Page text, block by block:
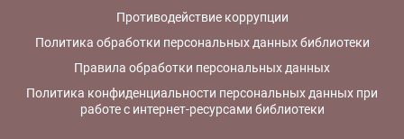
Противодействие коррупции
Политика обработки персональных данных библиотеки
Правила обработки персональных данных
Политика конфиденциальности персональных данных при
работе с интернет-ресурсами библиотеки